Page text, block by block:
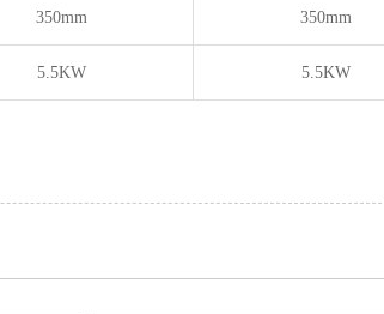
350mm 350mm
5.5KW 5.5KW